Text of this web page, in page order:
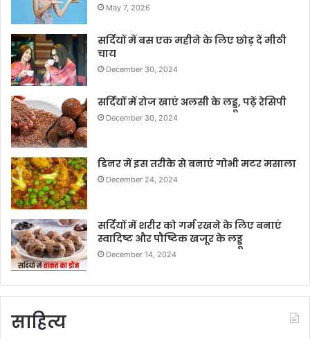
May 7, 2026
सर्दियों में बस एक महीने के लिए छोड़ दें मीठी
चाय
December 30, 2024
सर्दियों में रोज खाएं अलसी के लड्डू, पढ़ें रेसिपी
December 30, 2024
डिनर में इस तरीके से बनाएं गोभी मटर मसाला
December 24, 2024
सर्दियों में शरीर को गर्म रखने के लिए बनाएं
स्वादिष्ट और पौष्टिक खजूर के लड्डू
December 14, 2024
साहित्य